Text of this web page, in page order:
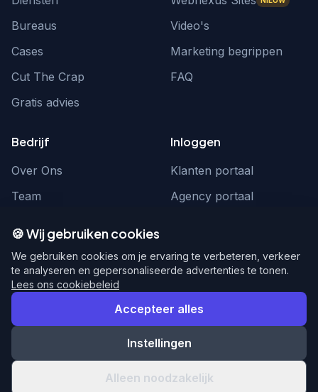
Bureaus
Cases
Cut The Crap
Gratis advies
Video's
Marketing begrippen
FAQ
Bedrijf
Over Ons
Team
Inloggen
Klanten portaal
Agency portaal
hello@webnexus.nl
085 004 1875
© 2026 WebNexus. Alle rechten voorbehouden.
PrivacyVoorwaarden
🍪 Wij gebruiken cookies
We gebruiken cookies om je ervaring te verbeteren, verkeer
te analyseren en gepersonaliseerde advertenties te tonen.
Lees ons cookiebeleid
Accepteer alles
Instellingen
Alleen noodzakelijk